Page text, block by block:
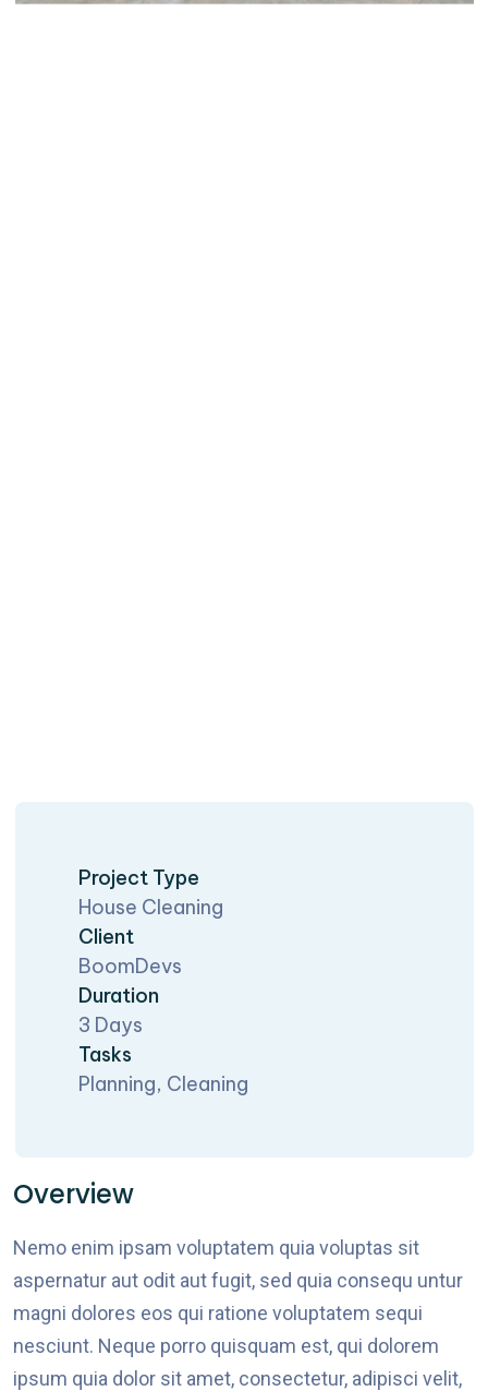
Project Type
House Cleaning
Client
BoomDevs
Duration
3 Days
Tasks
Planning, Cleaning
Overview
Nemo enim ipsam voluptatem quia voluptas sit
aspernatur aut odit aut fugit, sed quia consequ untur
magni dolores eos qui ratione voluptatem sequi
nesciunt. Neque porro quisquam est, qui dolorem
ipsum quia dolor sit amet, consectetur, adipisci velit,